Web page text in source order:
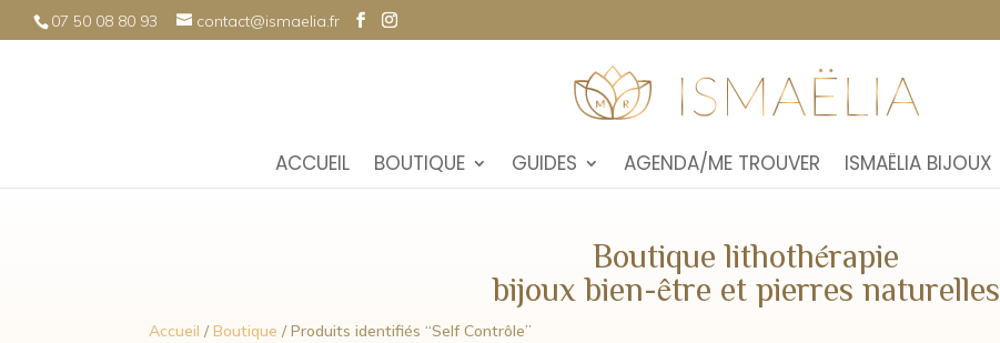
07 50 08 80 93 contact@ismaelia.fr
ACCUEIL BOUTIQUE GUIDES AGENDA/ME TROUVER ISMAËLIA BIJOUX
Boutique lithothérapie
bijoux bien-être et pierres naturelles
Accueil /Boutique / Produits identifiés “Self Contrôle”